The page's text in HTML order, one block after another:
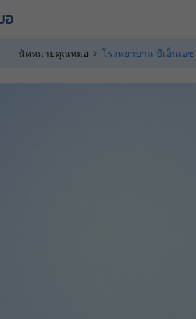
นัดหมายคุณหมอ โรงพยาบาล บีเอ็นเอช